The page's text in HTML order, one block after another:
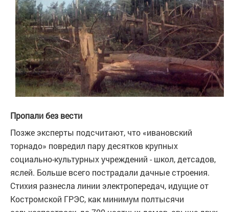
Пропали без вести
Позже эксперты подсчитают, что «ивановский
торнадо» повредил пару десятков крупных
социально-культурных учреждений - школ, детсадов,
яслей. Больше всего пострадали дачные строения.
Стихия разнесла линии электропередач, идущие от
Костромской ГРЭС, как минимум полтысячи